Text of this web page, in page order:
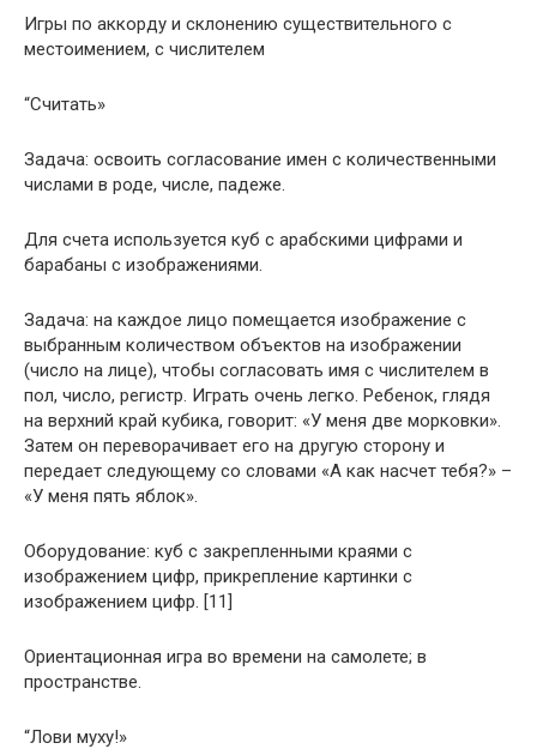
Игры по аккорду и склонению существительного с
местоимением, с числителем
“Считать»
Задача: освоить согласование имен с количественными
числами в роде, числе, падеже.
Для счета используется куб с арабскими цифрами и
барабаны с изображениями.
Задача: на каждое лицо помещается изображение с
выбранным количеством объектов на изображении
(число на лице), чтобы согласовать имя с числителем в
пол, число, регистр. Играть очень легко. Ребенок, глядя
на верхний край кубика, говорит: «У меня две морковки».
Затем он переворачивает его на другую сторону и
передает следующему со словами «А как насчет тебя?» –
«У меня пять яблок».
Оборудование: куб с закрепленными краями с
изображением цифр, прикрепление картинки с
изображением цифр. [11]
Ориентационная игра во времени на самолете; в
пространстве.
“Лови муху!»